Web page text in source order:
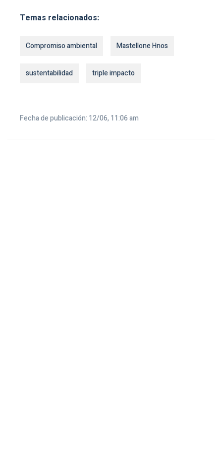
Temas relacionados:
Compromiso ambiental Mastellone Hnos
sustentabilidad triple impacto
Fecha de publicación: 12/06, 11:06 am